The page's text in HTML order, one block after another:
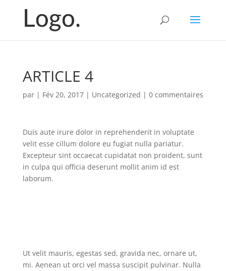
ARTICLE 4
par | Fév 20, 2017| Uncategorized | 0 commentaires
Duis aute irure dolor in reprehenderit in voluptate
velit esse cillum dolore eu fugiat nulla pariatur.
Excepteur sint occaecat cupidatat non proident, sunt
in culpa qui officia deserunt mollit anim id est
laborum.
Ut velit mauris, egestas sed, gravida nec, ornare ut,
mi. Aenean ut orci vel massa suscipit pulvinar. Nulla